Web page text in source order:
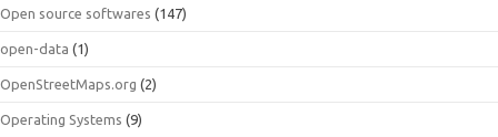
Open source softwares (147)
open-data (1)
OpenStreetMaps.org (2)
Operating Systems (9)